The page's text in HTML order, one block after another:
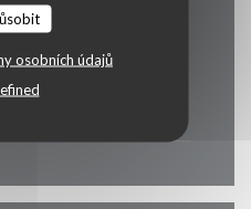
osobních údajů
• 19:00 - 21:00